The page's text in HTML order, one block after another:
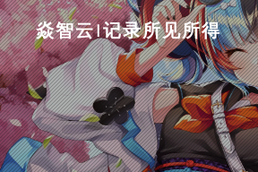
焱智云|记录所见所得